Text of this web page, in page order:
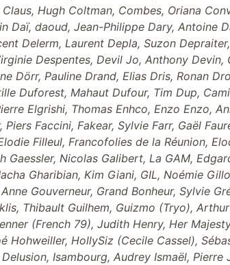
Hugh Coltman, Combes, Oriana
Daï, daoud, Jean-Philippe Dary, Antoine
Delerm, Laurent Depla, Suzon
Despentes, Devil Jo, Anthony
Dörr, Pauline Drand, Elias Dris, Ronan
Duforest, Mahaut Dufour, Tim Dup,
Elgrishi, Thomas Enhco, Enzo Enzo,
Piers Faccini, Fakear, Sylvie Farr, Gaël
Filleul, Francofolies de la Réunion,
Gaessler, Nicolas Galibert, La GAM,
Gharibian, Kim Giani, GIL, Noémie
Gouverneur, Grand Bonheur, Sylvie
Thibault Guilhem, Guizmo (Tryo),
(French 79), Judith Henry, Her
Hohweiller, HollySiz (Cecile Cassel),
Delusion, Isambourg, Audrey Ismaël,